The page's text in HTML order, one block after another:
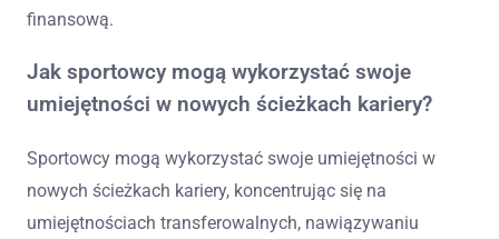
finansową.
Jak sportowcy mogą wykorzystać swoje
umiejętności w nowych ścieżkach kariery?
Sportowcy mogą wykorzystać swoje umiejętności w
nowych ścieżkach kariery, koncentrując się na
umiejętnościach transferowalnych, nawiązywaniu